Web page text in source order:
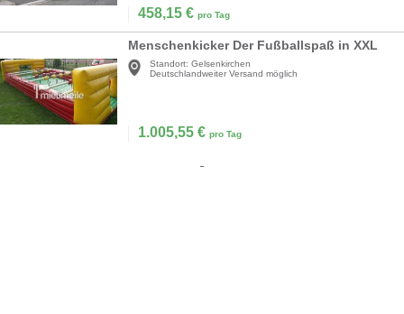
458,15 € pro Tag
Menschenkicker Der Fußballspaß in XXL
Standort: Gelsenkirchen
Deutschlandweiter Versand möglich
1.005,55 € pro Tag